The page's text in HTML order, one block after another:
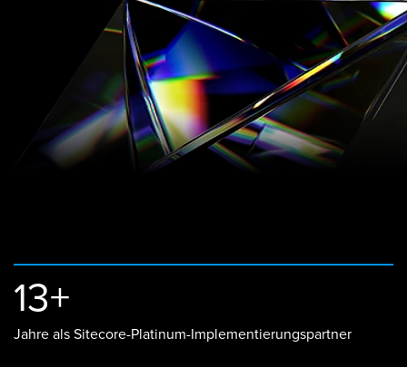
13+
Jahre als Sitecore-Platinum-Implementierungspartner